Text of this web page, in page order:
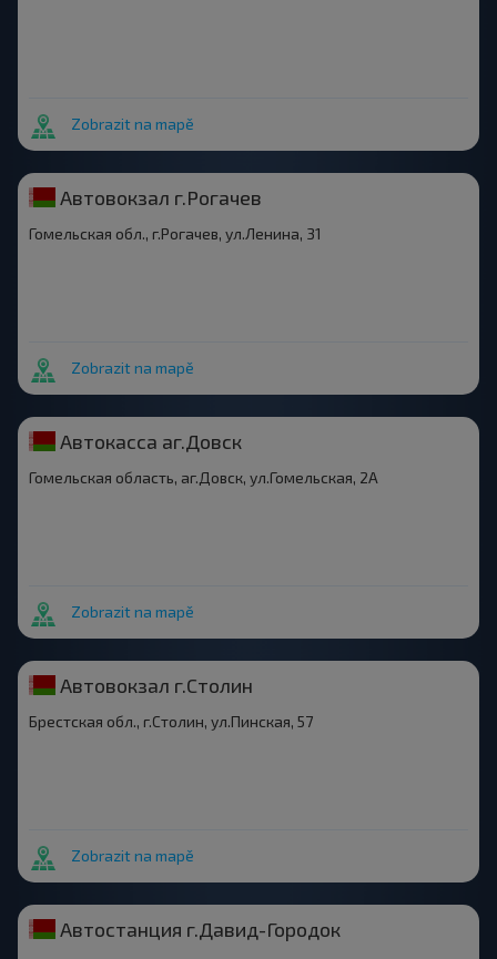
Zobrazit na mapě
Автовокзал г.Рогачев
Гомельская обл., г.Рогачев, ул.Ленина, 31
Zobrazit na mapě
Автокасса аг.Довск
Гомельская область, аг.Довск, ул.Гомельская, 2А
Zobrazit na mapě
Автовокзал г.Столин
Брестская обл., г.Столин, ул.Пинская, 57
Zobrazit na mapě
Автостанция г.Давид-Городок